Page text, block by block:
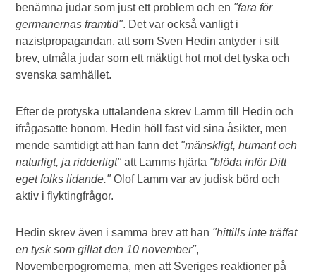
benämna judar som just ett problem och en "fara för
germanernas framtid". Det var också vanligt i
nazistpropagandan, att som Sven Hedin antyder i sitt
brev, utmåla judar som ett mäktigt hot mot det tyska och
svenska samhället.
Efter de protyska uttalandena skrev Lamm till Hedin och
ifrågasatte honom. Hedin höll fast vid sina åsikter, men
mende samtidigt att han fann det "mänskligt, humant och
naturligt, ja ridderligt"att Lamms hjärta "blöda inför Ditt
eget folks lidande."Olof Lamm var av judisk börd och
aktiv i flyktingfrågor.
Hedin skrev även i samma brev att han "hittills inte träffat
en tysk som gillat den 10 november",
Novemberpogromerna, men att Sveriges reaktioner på